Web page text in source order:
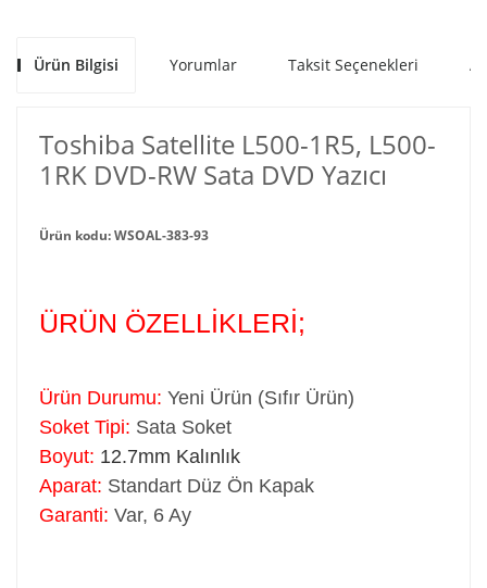
Ürün Bilgisi Yorumlar Taksit Seçenekleri
Toshiba Satellite L500-1R5, L500-
1RK DVD-RW Sata DVD Yazıcı
Ürün kodu: WSOAL-383-93
ÜRÜN ÖZELLİKLERİ;
Ürün Durumu: Yeni Ürün (Sıfır Ürün)
Soket Tipi: Sata Soket
Boyut: 12.7mm Kalınlık
Aparat: Standart Düz Ön Kapak
Garanti: Var, 6 Ay